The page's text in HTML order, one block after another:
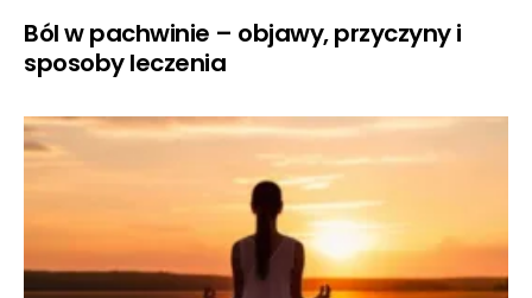
Ból w pachwinie – objawy, przyczyny i
sposoby leczenia